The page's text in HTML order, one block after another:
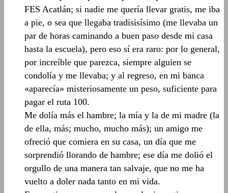
FES Acatlán; si nadie me quería llevar gratis, me iba
a pie, o sea que llegaba tradisisísimo (me llevaba un
par de horas caminando a buen paso desde mi casa
hasta la escuela), pero eso sí era raro: por lo general,
por increíble que parezca, siempre alguien se
condolía y me llevaba; y al regreso, en mi banca
«aparecía» misteriosamente un peso, suficiente para
pagar el ruta 100.
Me dolía más el hambre; la mía y la de mi madre (la
de ella, más; mucho, mucho más); un amigo me
ofreció que comiera en su casa, un día que me
sorprendió llorando de hambre; ese día me dolió el
orgullo de una manera tan salvaje, que no me ha
vuelto a doler nada tanto en mi vida.